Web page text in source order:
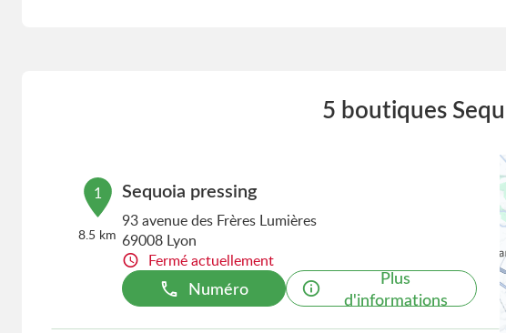
5 boutiques
1
8.5 km
Sequoia pressing
93 avenue des Frères Lumières
69008 Lyon
Fermé actuellement
Numéro
Plus
d'informations